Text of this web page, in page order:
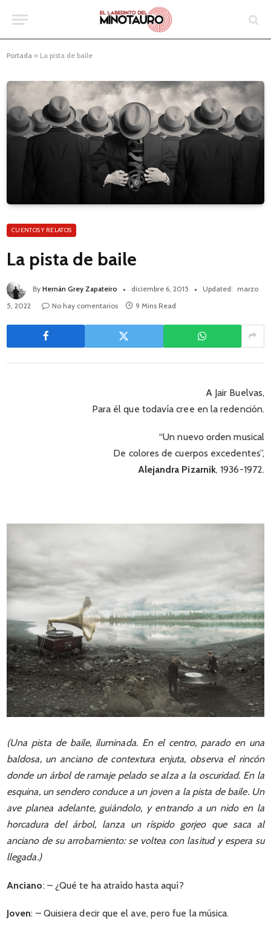
Portada » La pista de baile
CUENTOS Y RELATOS
La pista de baile
By Hernán Grey Zapateiro diciembre 6, 2015 Updated: marzo
5, 2022
No hay comentarios 9 Mins Read
A Jair Buelvas,
Para él que todavía cree en la redención.
“Un nuevo orden musical
De colores de cuerpos excedentes”,
Alejandra Pizarnik, 1936-1972.
(Una pista de baile, iluminada. En el centro, parado en una
baldosa, un anciano de contextura enjuta, observa el rincón
donde un árbol de ramaje pelado se alza a la oscuridad. En la
esquina, un sendero conduce a un joven a la pista de baile. Un
ave planea adelante, guiándolo, y entrando a un nido en la
horcadura del árbol, lanza un ríspido gorjeo que saca al
anciano de su arrobamiento: se voltea con lasitud y espera su
llegada.)
Anciano: – ¿Qué te ha atraído hasta aquí?
Joven: – Quisiera decir que el ave, pero fue la música.